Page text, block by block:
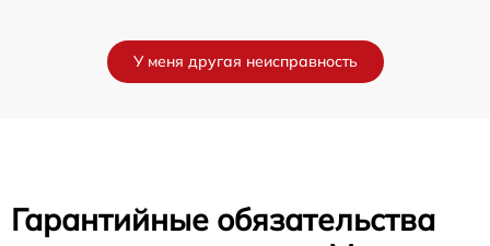
У меня другая неисправность
Гарантийные обязательства